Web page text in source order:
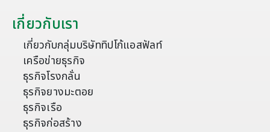
เกี่ยวกับเรา
เกี่ยวกับกลุ่มบริษัททิปโก้แอสฟัลท์
เครือข่ายธุรกิจ
ธุรกิจโรงกลั่น
ธุรกิจยางมะตอย
ธุรกิจเรือ
ธุรกิจก่อสร้าง